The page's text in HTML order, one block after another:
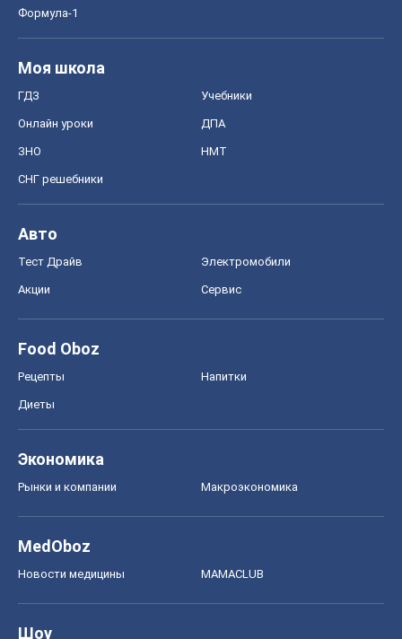
Формула-1
Моя школа
ГДЗ Учебники
Онлайн уроки ДПА
ЗНО НМТ
СНГ решебники
Авто
Тест Драйв Электромобили
Акции Сервис
Food Oboz
Рецепты Напитки
Диеты
Экономика
Рынки и компании Mакроэкономика
MedOboz
Новости медицины MAMACLUB
Шоу